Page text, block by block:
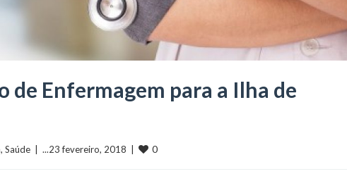
de Enfermagem para a Ilha de
, Saúde
  |  ...23 fevereiro, 2018  |
0